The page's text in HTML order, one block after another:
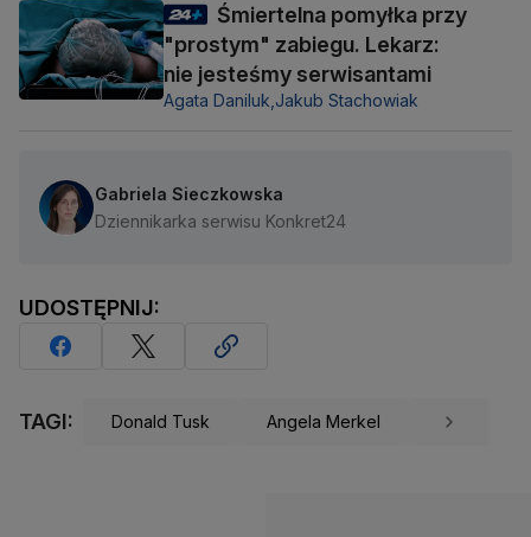
Śmiertelna pomyłka przy
"prostym" zabiegu. Lekarz:
nie jesteśmy serwisantami
Agata Daniluk, Jakub Stachowiak
Gabriela Sieczkowska
Dziennikarka serwisu Konkret24
UDOSTĘPNIJ:
TAGI: Donald Tusk Angela Merkel